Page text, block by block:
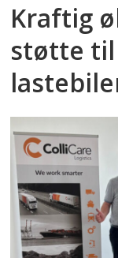
Kraftig
støtte